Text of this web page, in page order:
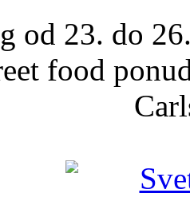
od 23. do
food